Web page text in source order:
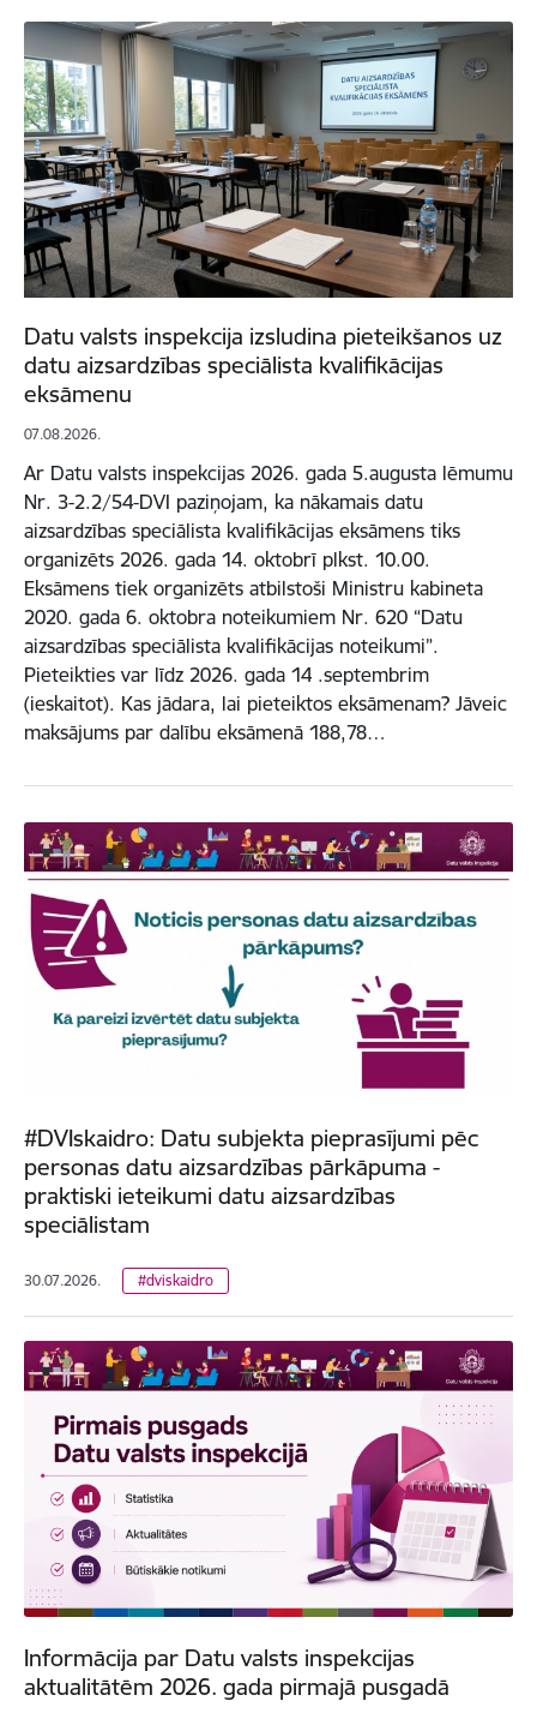
Datu valsts inspekcija izsludina pieteikšanos uz
datu aizsardzības speciālista kvalifikācijas
eksāmenu
07.08.2026.
Ar Datu valsts inspekcijas 2026. gada 5.augusta lēmumu
Nr. 3-2.2/54-DVI paziņojam, ka nākamais datu
aizsardzības speciālista kvalifikācijas eksāmens tiks
organizēts 2026. gada 14. oktobrī plkst. 10.00.
Eksāmens tiek organizēts atbilstoši Ministru kabineta
2020. gada 6. oktobra noteikumiem Nr. 620 “Datu
aizsardzības speciālista kvalifikācijas noteikumi”.
Pieteikties var līdz 2026. gada 14 .septembrim
(ieskaitot). Kas jādara, lai pieteiktos eksāmenam? Jāveic
maksājums par dalību eksāmenā 188,78…
#DVIskaidro: Datu subjekta pieprasījumi pēc
personas datu aizsardzības pārkāpuma -
praktiski ieteikumi datu aizsardzības
speciālistam
30.07.2026. #dviskaidro
Informācija par Datu valsts inspekcijas
aktualitātēm 2026. gada pirmajā pusgadā